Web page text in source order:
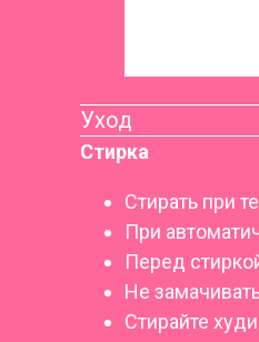
Уход
Стирка
Стирать при
При
Перед
Не
Стирайте